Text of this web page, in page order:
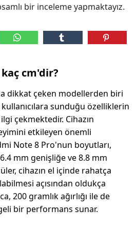
bir inceleme yapmaktayız.
cm'dir?
dikkat çeken modellerden biri
sunduğu özelliklerin
ilgi çekmektedir. Cihazın
etkileyen önemli
Note 8 Pro'nun boyutları,
mm genişliğe ve 8.8 mm
cihazın el içinde rahatça
açısından oldukça
200 gramlık ağırlığı ile de
bir performans sunar.